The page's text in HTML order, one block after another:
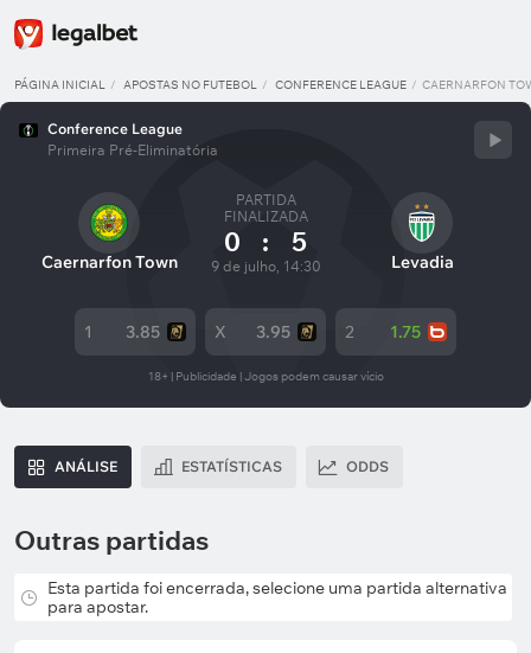
PÁGINA INICIAL APOSTAS NO FUTEBOL CONFERENCE LEAGUE CAERNARFON
Conference League
Primeira Pré-Eliminatória
Caernarfon Town
PARTIDA
FINALIZADA
0 : 5
9 de julho, 14:30 Levadia
1 3.85 X 3.95 2 1.75
18+ | Publicidade | Jogos podem causar vício
ANÁLISE ESTATÍSTICAS ODDS
Outras partidas
Esta partida foi encerrada, selecione uma partida alternativa
para apostar.